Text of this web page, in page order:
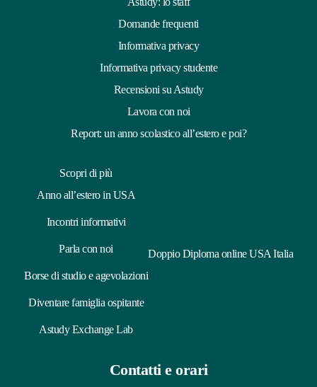
Domande frequenti
Informativa privacy
Informativa privacy studente
Recensioni su Astudy
Lavora con noi
Report: un anno scolastico all’estero e poi?
Scopri di più
Anno all’estero in USA
Incontri informativi
Parla con noi
Borse di studio e agevolazioni
Diventare famiglia ospitante
Astudy Exchange Lab
Doppio Diploma online USA Italia
Contatti e orari